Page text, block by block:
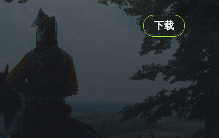
下载